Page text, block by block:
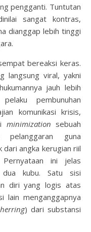
pengganti. Tuntutan
sangat kontras,
dianggap lebih tinggi
bereaksi keras.
langsung viral, yakni
jauh lebih
pembunuhan
komunikasi krisis,
minimization sebuah
pelanggaran guna
angka kerugian riil
ini jelas
kubu. Satu sisi
diri yang logis atas
lain menganggapnya
) dari substansi